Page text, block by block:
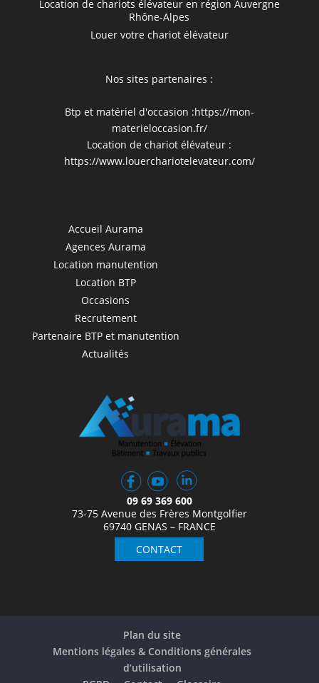
Location de chariots élévateur en région Auvergne
Rhône-Alpes
Louer votre chariot élévateur
Nos sites partenaires :
Btp et matériel d'occasion :https://mon-
materieloccasion.fr/
Location de chariot élévateur :
https://www.louerchariotelevateur.com/
Accueil Aurama
Agences Aurama
Location manutention
Location BTP
Occasions
Recrutement
Partenaire BTP et manutention
Actualités
09 69 369 600
73-75 Avenue des Frères Montgolfier
69740 GENAS – FRANCE
CONTACT
Plan du site
Mentions légales & Conditions générales
d’utilisation